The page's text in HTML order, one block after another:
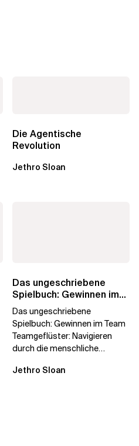
Die Agentische
Revolution
Jethro Sloan
Das ungeschriebene
Spielbuch: Gewinnen im
Team
Das ungeschriebene
Spielbuch: Gewinnen im Team
Teamgeflüster: Navigieren
durch die menschliche
vorbereitet hat „Wir...
Jethro Sloan